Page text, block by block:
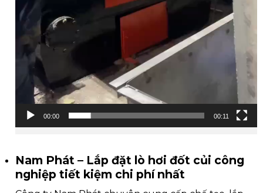
00:00 00:11
Nam Phát – Lắp đặt lò hơi đốt củi công
nghiệp tiết kiệm chi phí nhất